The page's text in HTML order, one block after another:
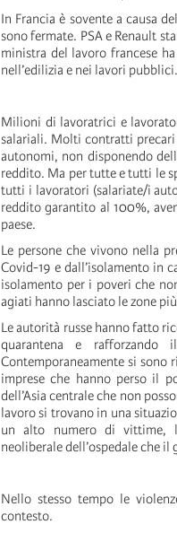
In Francia è sovente a causa
sono fermate. PSA e Renault
ministra del lavoro francese
nell’edilizia e nei lavori pubblici.
Milioni di lavoratrici e
salariali. Molti contratti
autonomi, non disponendo
reddito. Ma per tutte e tutti le
tutti i lavoratori (salariate/i
reddito garantito al 100%,
paese.
Le persone che vivono nella
Covid-19 e dall’isolamento in
isolamento per i poveri che
agiati hanno lasciato le zone
Le autorità russe hanno fatto
quarantena e
Contemporaneamente si
imprese che hanno perso il
dell’Asia centrale che non
lavoro si trovano in una
un alto numero di vittime,
neoliberale dell’ospedale che
Nello stesso tempo le
contesto.